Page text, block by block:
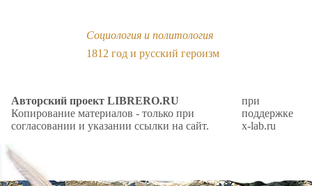
Социология и политология
1812 год и русский героизм
Авторский проект LIBRERO.RU
Копирование материалов - только при
согласовании и указании ссылки на сайт.
при
поддержке
x-lab.ru